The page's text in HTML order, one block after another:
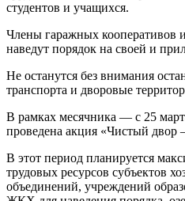
студентов и учащихся.
Члены гаражных кооперативов
наведут порядок на своей и
Не останутся без внимания
транспорта и дворовые
В рамках месячника — с 25
проведена акция «Чистый двор
В этот период планируется
трудовых ресурсов субъектов
объединений, учреждений